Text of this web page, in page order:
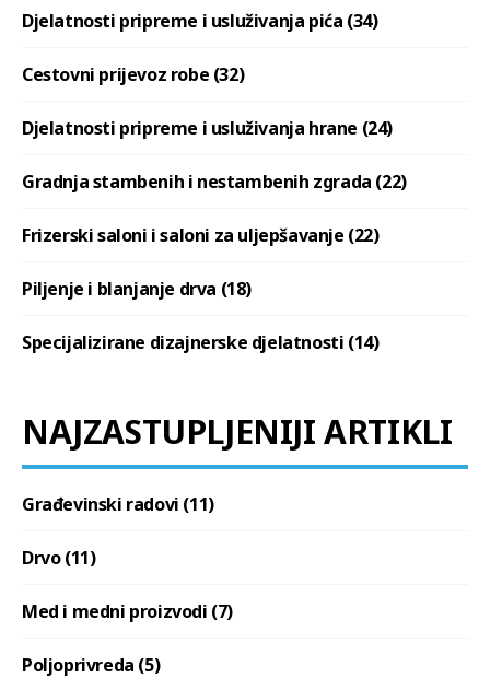
Djelatnosti pripreme i usluživanja pića (34)
Cestovni prijevoz robe (32)
Djelatnosti pripreme i usluživanja hrane (24)
Gradnja stambenih i nestambenih zgrada (22)
Frizerski saloni i saloni za uljepšavanje (22)
Piljenje i blanjanje drva (18)
Specijalizirane dizajnerske djelatnosti (14)
NAJZASTUPLJENIJI ARTIKLI
Građevinski radovi (11)
Drvo (11)
Med i medni proizvodi (7)
Poljoprivreda (5)